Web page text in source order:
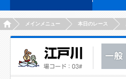
HOMEメインメニュー 本日のレース